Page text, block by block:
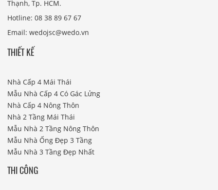
Thạnh, Tp. HCM.
Hotline: 08 38 89 67 67
Email: wedojsc@wedo.vn
THIẾT KẾ
Nhà Cấp 4 Mái Thái
Mẫu Nhà Cấp 4 Có Gác Lửng
Nhà Cấp 4 Nông Thôn
Nhà 2 Tầng Mái Thái
Mẫu Nhà 2 Tầng Nông Thôn
Mẫu Nhà Ống Đẹp 3 Tầng
Mẫu Nhà 3 Tầng Đẹp Nhất
THI CÔNG